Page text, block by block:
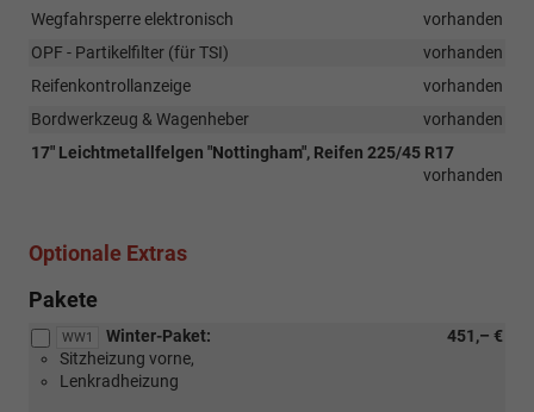
Wegfahrsperre elektronisch
vorhanden
OPF - Partikelfilter (für TSI)
vorhanden
Reifenkontrollanzeige
vorhanden
Bordwerkzeug & Wagenheber
vorhanden
17" Leichtmetallfelgen "Nottingham", Reifen 225/45 R17
vorhanden
Optionale Extras
Pakete
WW1 451,– €
Winter-Paket:
Sitzheizung vorne,
Lenkradheizung